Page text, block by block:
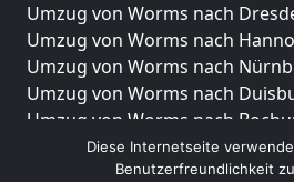
Umzug von Worms nach
Umzug von Worms nach
Umzug von Worms nach
Umzug von Worms nach
Umzug von Worms nach
Umzug von Worms nach
Umzug von Worms nach
Diese Internetseite
Benutzerfreundlichkeit